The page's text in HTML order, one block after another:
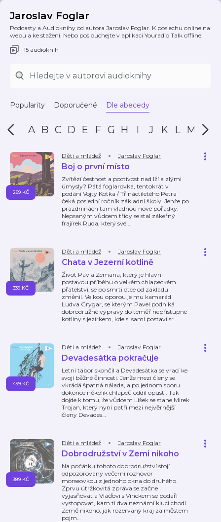
Jaroslav Foglar
Podcasty a Audioknihy od autora Jaroslav Foglar. K poslechu online na
webu a ke stažení. Nebo poslouchejte v aplikaci Youradio Talk offline.
15 audioknih
Popularity Doporučené Dle abecedy
A B C D E F G H I J K L M N
Děti a mládež Jaroslav Foglar
Boj o první místo
Zvítězí čestnost a poctivost nad lží a zlými
úmysly? Pátá foglarovka, tentokrát v
podání Vojty Kotka / Třináctiletého Petra
čeká poslední ročník základní školy. Jenže po
prázdninách tam vládnou nové pořádky.
Nepsaným vůdcem třídy se stal zákeřný
frajírek Ruda, který své…
299 KČ
Děti a mládež Jaroslav Foglar
Chata v Jezerní kotlině
Život Pavla Zemana, který je hlavní
postavou příběhu o velkém chlapeckém
přátelství, se po smrti otce od základu
změnil. Velkou oporou je mu kamarád
Ludva Grygar, se kterým Pavel podniká
dobrodružné výpravy do téměř nepřístupné
kotliny s jezírkem, kde si sami postaví sr…
339 KČ
Děti a mládež Jaroslav Foglar
Devadesátka pokračuje
Letní tábor skončil a Devadesátka se vrací ke
svojí běžné činnosti. Jenže mezi členy se
vkrádá špatná nálada, a po jednom sporu
dokonce několik chlapců oddíl opustí. Tak
dojde k tomu, že vůdcem Lišek se stane Mirek
Trojan, který nyní patří mezi nejvěrnější
členy Devades…
499 KČ
Děti a mládež Jaroslav Foglar
Dobrodružství v Zemi nikoho
Na počátku tohoto dobrodružství stojí
odpozorovaný večerní rozhovor
morseovkou z jednoho okna do druhého.
Zprvu útržkovitá zpráva se začne
vyjasňovat a Vláďovi s Vinckem se podaří
vystopovat, kam ti dva neznámí kluci chodí.
Země nikoho, jak rozervaný kraj za městem
pojm…
389 KČ